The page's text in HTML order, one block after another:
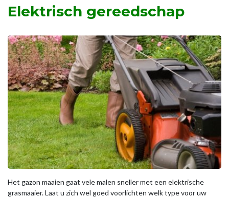
Elektrisch gereedschap
Het gazon maaien gaat vele malen sneller met een elektrische
grasmaaier. Laat u zich wel goed voorlichten welk type voor uw